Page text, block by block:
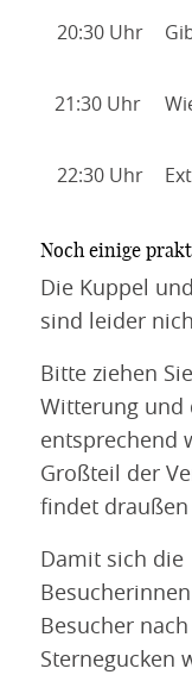
20:30 Uhr
21:30 Uhr
22:30 Uhr
Noch einige
Die Kuppel
sind leider
Bitte ziehen
Witterung und
entsprechend
Großteil der
findet draußen
Damit sich die
Besucher
Sternegucken